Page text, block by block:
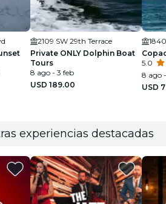
2109 SW 29th Terrace
Private ONLY Dolphin Boat
Tours
8 ago - 3 feb
USD 189.00
5.0
8 ago
USD
experiencias destacadas